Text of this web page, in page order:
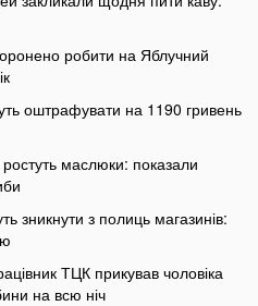
робити на Яблучний
оштрафувати на 1190 гривень
маслюки: показали
зникнути з полиць магазинів:
ТЦК прикував чоловіка
на всю ніч